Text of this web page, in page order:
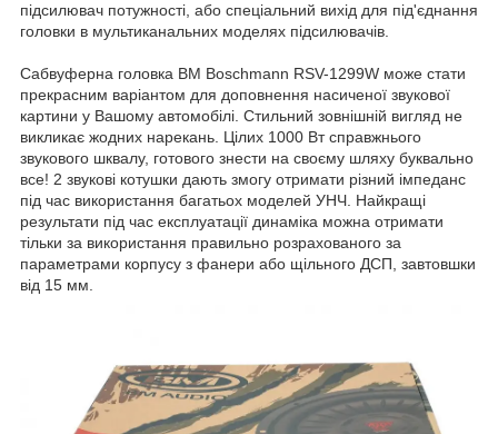
підсилювач потужності, або спеціальний вихід для під'єднання
головки в мультиканальних моделях підсилювачів.
Сабвуферна головка BM Boschmann RSV-1299W може стати
прекрасним варіантом для доповнення насиченої звукової
картини у Вашому автомобілі. Стильний зовнішній вигляд не
викликає жодних нарекань. Цілих 1000 Вт справжнього
звукового шквалу, готового знести на своєму шляху буквально
все! 2 звукові котушки дають змогу отримати різний імпеданс
під час використання багатьох моделей УНЧ. Найкращі
результати під час експлуатації динаміка можна отримати
тільки за використання правильно розрахованого за
параметрами корпусу з фанери або щільного ДСП, завтовшки
від 15 мм.